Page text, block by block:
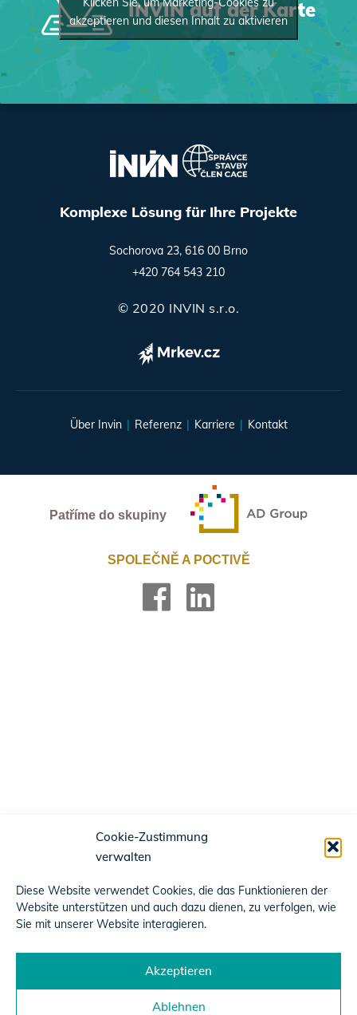
Cookie-Zustimmung
verwalten
Diese Website verwendet Cookies, die das Funktionieren der
Website unterstützen und auch dazu dienen, zu verfolgen, wie
Sie mit unserer Website interagieren.
Akzeptieren
Ablehnen
INVIN auf der Karte
akzeptieren und diesen Inhalt zu aktivieren
Komplexe Lösung für Ihre Projekte
Sochorova 23, 616 00 Brno
+420 764 543 210
© 2020 INVIN s.r.o.
Über Invin Referenz Karriere Kontakt
Patříme do skupiny
SPOLEČNĚ A POCTIVĚ